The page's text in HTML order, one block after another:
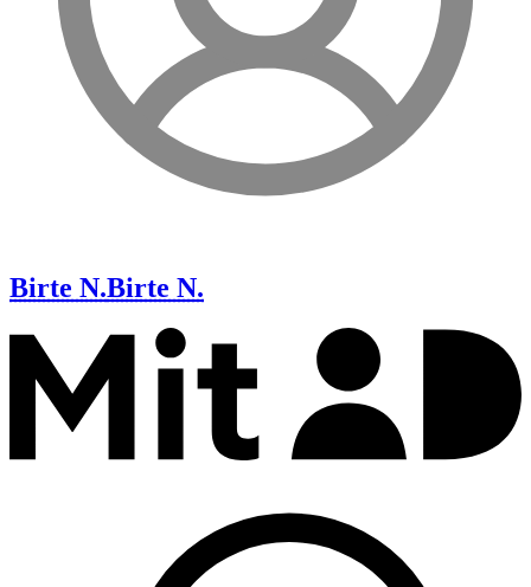
Birte N.Birte N.